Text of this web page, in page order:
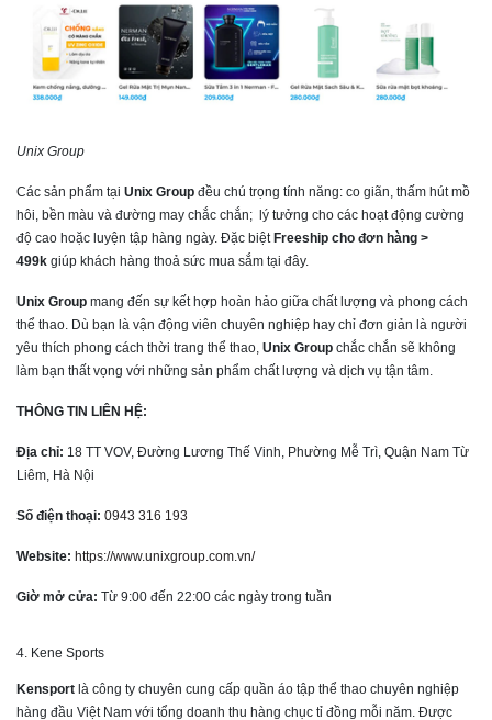
Unix Group
Các sản phẩm tại Unix Group đều chú trọng tính năng: co giãn, thấm hút mồ
hôi, bền màu và đường may chắc chắn; lý tưởng cho các hoạt động cường
độ cao hoặc luyện tập hàng ngày. Đặc biệtFreeship cho đơn hàng >
499k giúp khách hàng thoả sức mua sắm tại đây.
Unix Group mang đến sự kết hợp hoàn hảo giữa chất lượng và phong cách
thể thao. Dù bạn là vận động viên chuyên nghiệp hay chỉ đơn giản là người
yêu thích phong cách thời trang thể thao, Unix Group chắc chắn sẽ không
làm bạn thất vọng với những sản phẩm chất lượng và dịch vụ tận tâm.
THÔNG TIN LIÊN HỆ:
Địa chỉ: 18 TT VOV, Đường Lương Thế Vinh, Phường Mễ Trì, Quận Nam Từ
Liêm, Hà Nội
Số điện thoại: 0943 316 193
Website: https://www.unixgroup.com.vn/
Giờ mở cửa: Từ 9:00 đến 22:00 các ngày trong tuần
4. Kene Sports
Kensport là công ty chuyên cung cấp quần áo tập thể thao chuyên nghiệp
hàng đầu Việt Nam với tổng doanh thu hàng chục tỉ đồng mỗi năm. Được